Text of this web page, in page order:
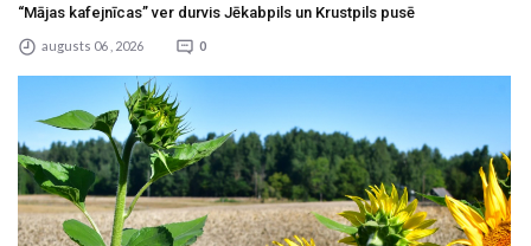
“Mājas kafejnīcas” ver durvis Jēkabpils un Krustpils pusē
augusts 06 , 2026 0